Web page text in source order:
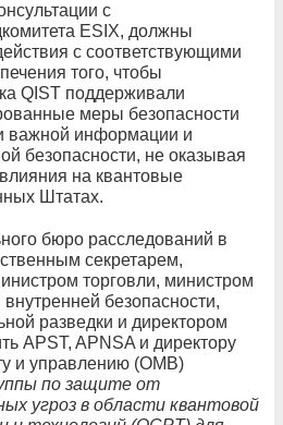
с
ESIX, должны
с соответствующими
того, чтобы
QIST поддерживали
меры безопасности
важной информации и
безопасности, не оказывая
на квантовые
Штатах.
бюро расследований в
секретарем,
торговли, министром
безопасности,
разведки и директором
APST, APNSA и директору
и управлению (OMB)
по защите от
угроз в области квантовой